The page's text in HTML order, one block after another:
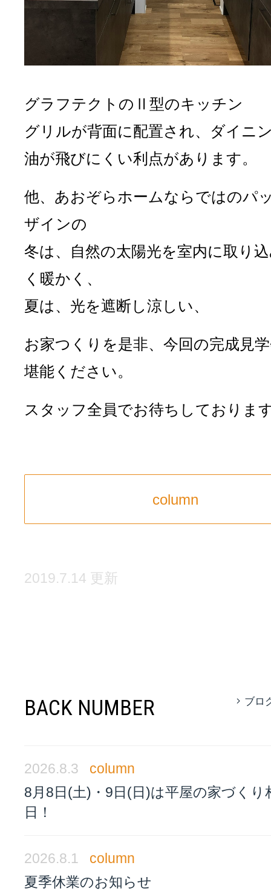
グラフテクトのⅡ型のキッチン
グリルが背面に配置され、ダイニ
油が飛びにくい利点があります。
他、あおぞらホームならではのパ
ザインの
冬は、自然の太陽光を室内に取り
く暖かく、
夏は、光を遮断し涼しい、
お家つくりを是非、今回の完成見
堪能ください。
スタッフ全員でお待ちしておりま
column
2019.7.14 更新
BACK NUMBER ブロ
2026.8.3
column
8月8日(土)・9日(日)は平屋の家づくり
日！
2026.8.1
column
夏季休業のお知らせ